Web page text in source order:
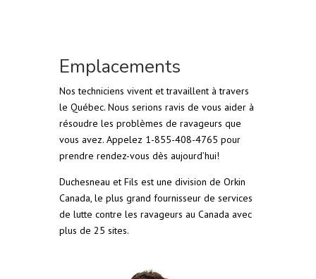
Emplacements
Nos techniciens vivent et travaillent à travers
le Québec. Nous serions ravis de vous aider à
résoudre les problèmes de ravageurs que
vous avez. Appelez 1-855-408-4765 pour
prendre rendez-vous dès aujourd’hui!
Duchesneau et Fils est une division de Orkin
Canada, le plus grand fournisseur de services
de lutte contre les ravageurs au Canada avec
plus de 25 sites.